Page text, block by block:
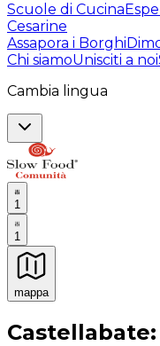
Scuole di Cucina
Cesarine
Assapora i Borghi
Chi siamoUnisciti a noi
Cambia lingua
1
1
mappa
Esperienze culinarie